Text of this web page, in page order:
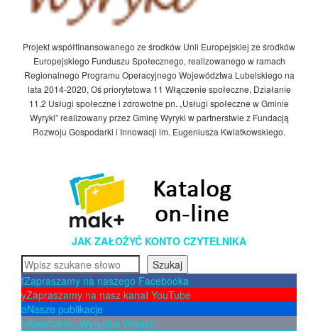
Projekt współfinansowanego ze środków Unii Europejskiej ze środków
Europejskiego Funduszu Społecznego, realizowanego w ramach
Regionalnego Programu Operacyjnego Województwa Lubelskiego na
lata 2014-2020, Oś priorytetowa 11 Włączenie społeczne, Działanie
11.2 Usługi społeczne i zdrowotne pn. „Usługi społeczne w Gminie
Wyryki” realizowany przez Gminę Wyryki w partnerstwie z Fundacją
Rozwoju Gospodarki i Innowacji im. Eugeniusza Kwiatkowskiego.
JAK ZAŁOŻYĆ KONTO CZYTELNIKA
Szukaj
Szukaj
fZapraszamy na naszego Facebooka
yZapraszamy na nasz kanał YouTube
aNasze publikacje
bKwartalnik „Wyryckie Wieści”